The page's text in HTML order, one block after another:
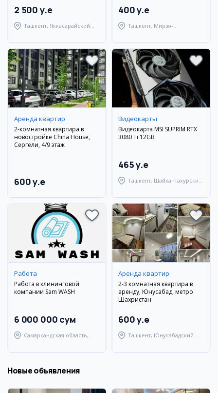
2 500 y.e
Ташкент, Яккасарайский
400 y.e
Ташкент, Мирзо-
Аренда квартир
2-комнатная квартира в
новостройке China House,
Сергели, 4/9 этаж
600 y.e
Видеокарты
Видеокарта MSI SUPRIM RTX
3080 Ti 12GB
465 y.e
Ташкент, Шайхантахурский
Работа
Работа в клининговой
компании Sam WASH
6 000 000 сум
Самаркандская область,
Аренда квартир
2-3 комнатная квартира в
аренду, Юнусабад, метро
Шахристан
600 y.e
Ташкент, Юнусабадский
Новые объявления